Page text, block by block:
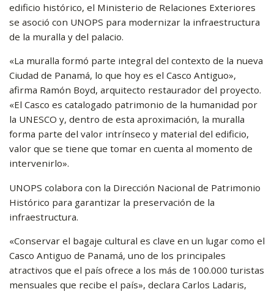
edificio histórico, el Ministerio de Relaciones Exteriores
se asoció con UNOPS para modernizar la infraestructura
de la muralla y del palacio.
«La muralla formó parte integral del contexto de la nueva
Ciudad de Panamá, lo que hoy es el Casco Antiguo»,
afirma Ramón Boyd, arquitecto restaurador del proyecto.
«El Casco es catalogado patrimonio de la humanidad por
la UNESCO y, dentro de esta aproximación, la muralla
forma parte del valor intrínseco y material del edificio,
valor que se tiene que tomar en cuenta al momento de
intervenirlo».
UNOPS colabora con la Dirección Nacional de Patrimonio
Histórico para garantizar la preservación de la
infraestructura.
«Conservar el bagaje cultural es clave en un lugar como el
Casco Antiguo de Panamá, uno de los principales
atractivos que el país ofrece a los más de 100.000 turistas
mensuales que recibe el país», declara Carlos Ladaris,